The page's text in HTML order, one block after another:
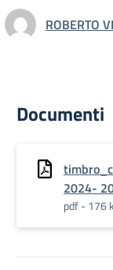
ROBERTO
Documenti
2024-
pdf - 176